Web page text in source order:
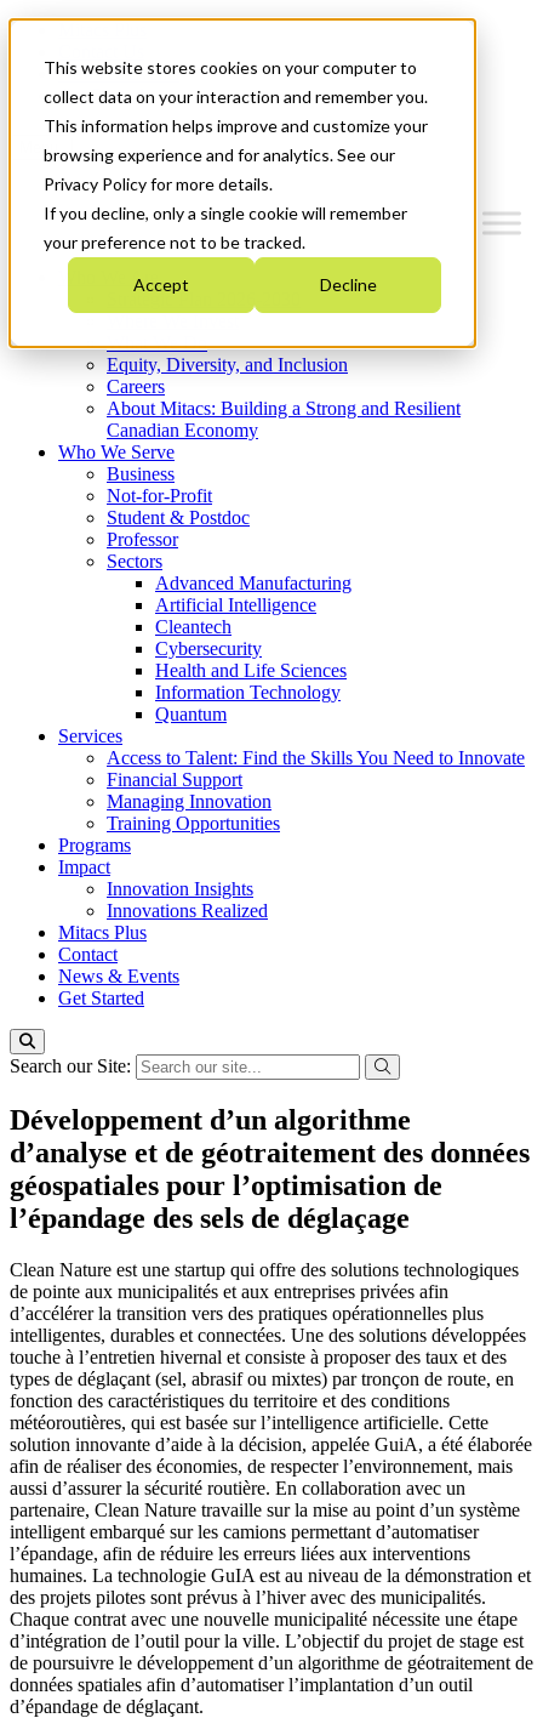
This website stores cookies on your computer to
collect data on your interaction and remember you.
This information helps improve and customize your
browsing experience and for analytics. See our
Privacy Policy for more details.
If you decline, only a single cookie will remember
your preference not to be tracked.
Accept Decline
News & Events
Get Started
Menu
Who We Are
Strategic Plan 2026-2030
What We Do
Equity, Diversity, and Inclusion
Careers
About Mitacs: Building a Strong and Resilient
Canadian Economy
Who We Serve
Business
Not-for-Profit
Student & Postdoc
Professor
Sectors
Advanced Manufacturing
Artificial Intelligence
Cleantech
Cybersecurity
Health and Life Sciences
Information Technology
Quantum
Services
Access to Talent: Find the Skills You Need to Innovate
Financial Support
Managing Innovation
Training Opportunities
Programs
Impact
Innovation Insights
Innovations Realized
Mitacs Plus
Contact
News & Events
Get Started
Search our Site:
Développement d’un algorithme
d’analyse et de géotraitement des données
géospatiales pour l’optimisation de
l’épandage des sels de déglaçage
Clean Nature est une startup qui offre des solutions technologiques
de pointe aux municipalités et aux entreprises privées afin
d’accélérer la transition vers des pratiques opérationnelles plus
intelligentes, durables et connectées. Une des solutions développées
touche à l’entretien hivernal et consiste à proposer des taux et des
types de déglaçant (sel, abrasif ou mixtes) par tronçon de route, en
fonction des caractéristiques du territoire et des conditions
météoroutières, qui est basée sur l’intelligence artificielle. Cette
solution innovante d’aide à la décision, appelée GuiA, a été élaborée
afin de réaliser des économies, de respecter l’environnement, mais
aussi d’assurer la sécurité routière. En collaboration avec un
partenaire, Clean Nature travaille sur la mise au point d’un système
intelligent embarqué sur les camions permettant d’automatiser
l’épandage, afin de réduire les erreurs liées aux interventions
humaines. La technologie GuIA est au niveau de la démonstration et
des projets pilotes sont prévus à l’hiver avec des municipalités.
Chaque contrat avec une nouvelle municipalité nécessite une étape
d’intégration de l’outil pour la ville. L’objectif du projet de stage est
de poursuivre le développement d’un algorithme de géotraitement de
données spatiales afin d’automatiser l’implantation d’un outil
d’épandage de déglaçant.